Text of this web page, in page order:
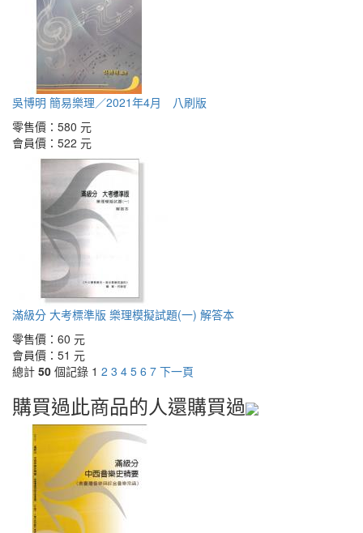
吳博明 簡易樂理／2021年4月 八刷版
零售價： 580 元
會員價： 522 元
滿級分 大考標準版 樂理模擬試題(一) 解答本
零售價： 60 元
會員價： 51 元
總計 50 個記錄 1 2 3 4 5 6 7 下一頁
購買過此商品的人還購買過